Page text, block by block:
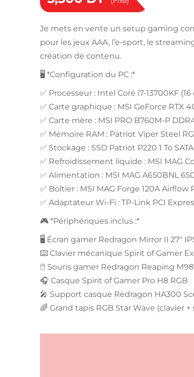
Je mets en vente un setup gaming
pour les jeux AAA, l’e-sport, le
création de contenu.
🖥️ *Configuration du PC :*
✅ Processeur : Intel Core i7-13700KF
✅ Carte graphique : MSI GeForce RTX
✅ Carte mère : MSI PRO B760M-P
✅ Mémoire RAM : Patriot Viper Steel
✅ Stockage : SSD Patriot P220 1 To
✅ Refroidissement liquide : MSI MAG
✅ Alimentation : MSI MAG A650BNL
✅ Boîtier : MSI MAG Forge 120A Airflow
✅ Adaptateur Wi-Fi : TP-Link PCI
🎮 *Périphériques inclus :*
🖥️ Écran gamer Redragon Mirror II 27″
⌨️ Clavier mécanique Spirit of Gamer
🖱️ Souris gamer Redragon Reaping
🎧 Casque Spirit of Gamer Pro H8 RGB
🎤 Support casque Redragon HA300
🌈 Grand tapis RGB Star Wave (clavier +